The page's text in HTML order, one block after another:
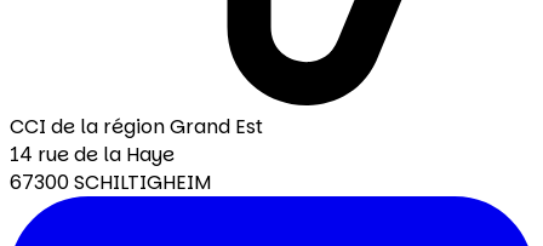
CCI de la région Grand Est
14 rue de la Haye
67300 SCHILTIGHEIM